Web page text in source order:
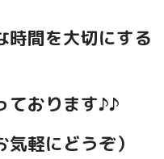
間を大切にする
ております♪♪